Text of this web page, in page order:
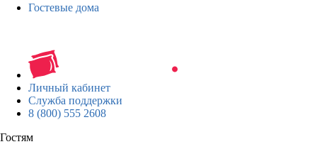
Гостевые дома
Личный кабинет
Служба поддержки
8 (800) 555 2608
Гостям